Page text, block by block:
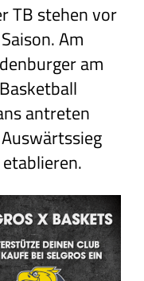
TB stehen vor
Am
am
antreten